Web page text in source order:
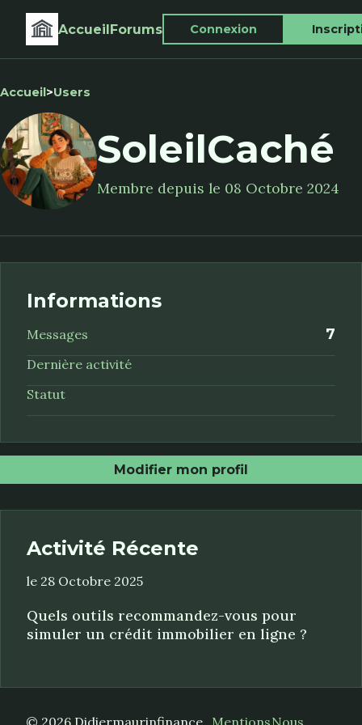
AccueilForums Connexion
Accueil>Users
SoleilCaché
Membre depuis le 08 Octobre 2024
Informations
Messages 7
Dernière activité
Statut
Modifier mon profil
Activité Récente
le 28 Octobre 2025
Quels outils recommandez-vous pour
simuler un crédit immobilier en ligne ?
© 2026 Didiermaurinfinance. MentionsNous